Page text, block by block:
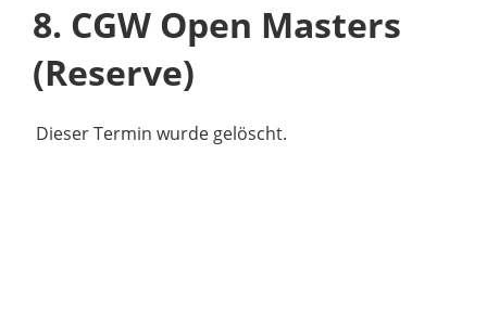
8. CGW Open Masters
(Reserve)
Dieser Termin wurde gelöscht.